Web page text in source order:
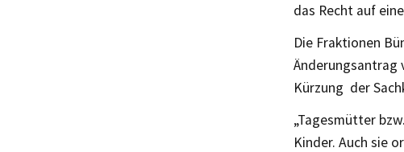
das Recht auf
Die Fraktionen
Änderungsantrag
Kürzung der
„Tagesmütter
Kinder. Auch sie